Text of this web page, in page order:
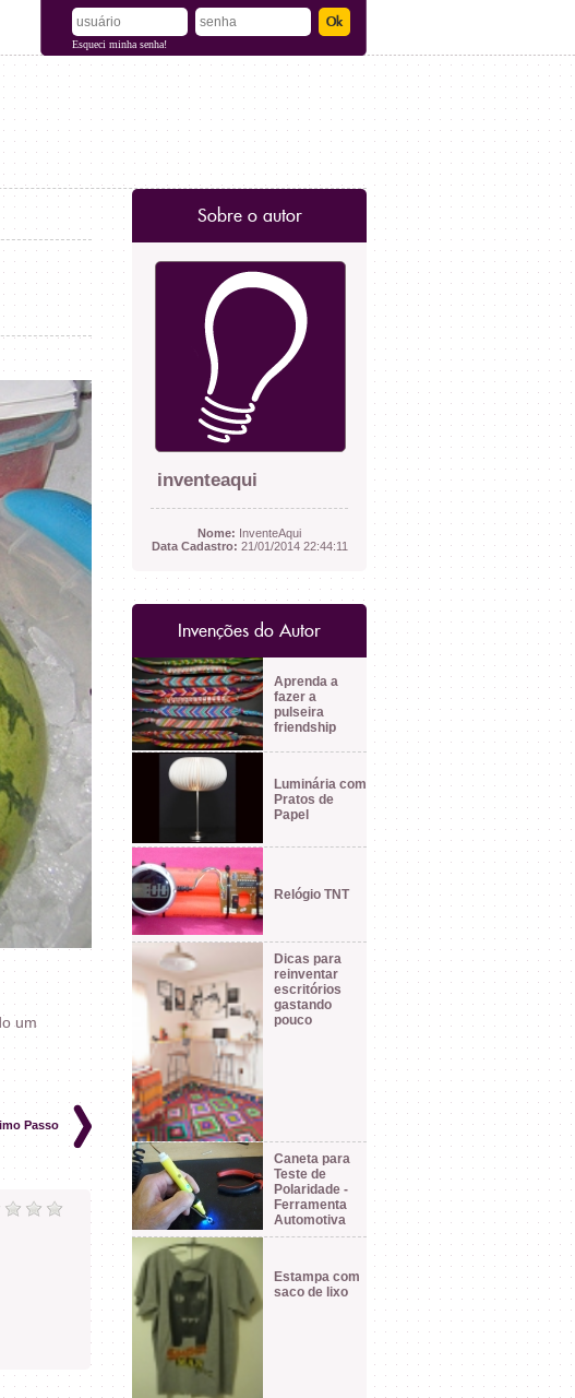
Esqueci minha senha!
um
Passo
Sobre o autor
inventeaqui
Nome: InventeAqui
Data Cadastro: 21/01/2014 22:44:11
Invenções do Autor
Aprenda a
fazer a
pulseira
friendship
Luminária com
Pratos de
Papel
Relógio TNT
Dicas para
reinventar
escritórios
gastando
pouco
Caneta para
Teste de
Polaridade -
Ferramenta
Automotiva
Estampa com
saco de lixo